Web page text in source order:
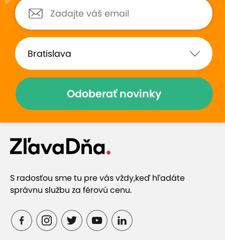
Hodnotené: EXTRA CENY:...
Boli sme už druhý krát na
spokojní.
EXTRA
Skvela dentalna
jeden krok ktorý išla
Odoberať novinky
S radosťou sme tu pre vás vždy,keď hľadáte
správnu službu za férovú cenu.